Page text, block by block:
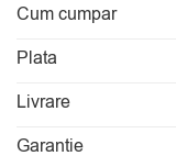
Cum cumpar
Plata
Livrare
Garantie